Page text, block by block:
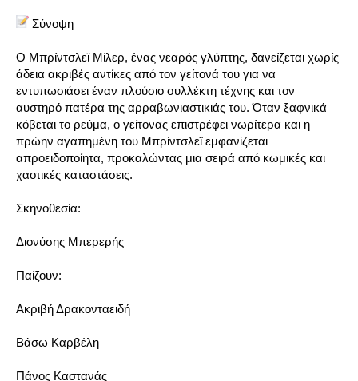
Σύνοψη
Ο Μπρίντσλεϊ Μίλερ, ένας νεαρός γλύπτης, δανείζεται χωρίς
άδεια ακριβές αντίκες από τον γείτονά του για να
εντυπωσιάσει έναν πλούσιο συλλέκτη τέχνης και τον
αυστηρό πατέρα της αρραβωνιαστικιάς του. Όταν ξαφνικά
κόβεται το ρεύμα, ο γείτονας επιστρέφει νωρίτερα και η
πρώην αγαπημένη του Μπρίντσλεϊ εμφανίζεται
απροειδοποίητα, προκαλώντας μια σειρά από κωμικές και
χαοτικές καταστάσεις.
Σκηνοθεσία:
Διονύσης Μπερερής
Παίζουν:
Ακριβή Δρακονταειδή
Βάσω Καρβέλη
Πάνος Καστανάς